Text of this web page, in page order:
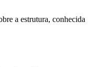
a estrutura, conhecida